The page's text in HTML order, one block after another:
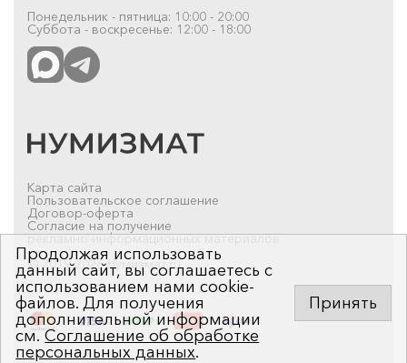
Понедельник - пятница: 10:00 - 20:00
Суббота - воскресенье: 12:00 - 18:00
Карта сайта
Пользовательское соглашение
Договор-оферта
Согласие на получение
рекламно-информационных материалов
© 2019-2026 Нумизмат.ru
Продолжая использовать
данный сайт, вы соглашаетесь с
использованием нами cookie-
файлов. Для получения
дополнительной информации
см.Соглашение об обработке
персональных данных.
Принять